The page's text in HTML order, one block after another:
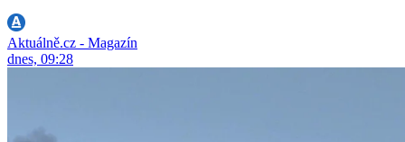
Aktuálně.cz - Magazín
dnes, 09:28